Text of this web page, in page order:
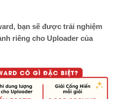
bạn sẽ được trải nghiệm
riêng cho Uploader của